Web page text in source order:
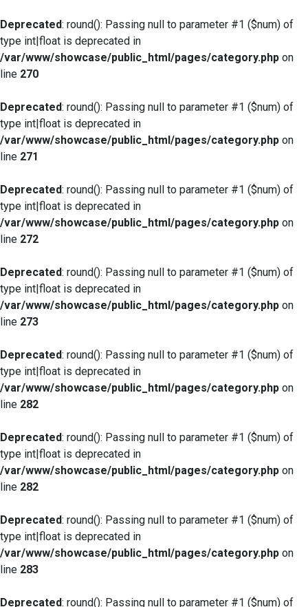
Deprecated: round(): Passing null to parameter #1 ($num) of
type int|float is deprecated in
/var/www/showcase/public_html/pages/category.php on
line 270
Deprecated: round(): Passing null to parameter #1 ($num) of
type int|float is deprecated in
/var/www/showcase/public_html/pages/category.php on
line 271
Deprecated: round(): Passing null to parameter #1 ($num) of
type int|float is deprecated in
/var/www/showcase/public_html/pages/category.php on
line 272
Deprecated: round(): Passing null to parameter #1 ($num) of
type int|float is deprecated in
/var/www/showcase/public_html/pages/category.php on
line 273
Deprecated: round(): Passing null to parameter #1 ($num) of
type int|float is deprecated in
/var/www/showcase/public_html/pages/category.php on
line 282
Deprecated: round(): Passing null to parameter #1 ($num) of
type int|float is deprecated in
/var/www/showcase/public_html/pages/category.php on
line 282
Deprecated: round(): Passing null to parameter #1 ($num) of
type int|float is deprecated in
/var/www/showcase/public_html/pages/category.php on
line 283
Deprecated: round(): Passing null to parameter #1 ($num) of